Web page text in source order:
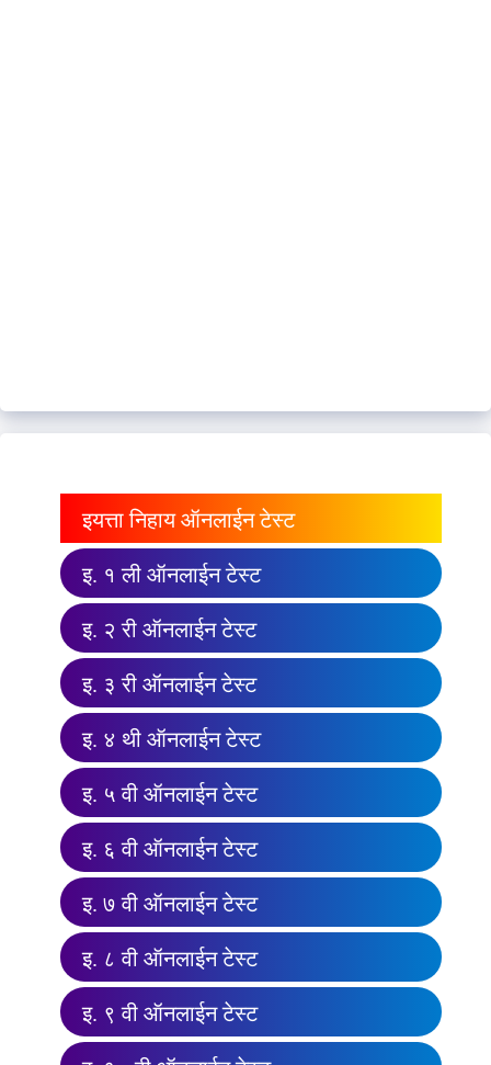
इयत्ता निहाय ऑनलाईन टेस्ट
इ. १ ली ऑनलाईन टेस्ट
इ. २ री ऑनलाईन टेस्ट
इ. ३ री ऑनलाईन टेस्ट
इ. ४ थी ऑनलाईन टेस्ट
इ. ५ वी ऑनलाईन टेस्ट
इ. ६ वी ऑनलाईन टेस्ट
इ. ७ वी ऑनलाईन टेस्ट
इ. ८ वी ऑनलाईन टेस्ट
इ. ९ वी ऑनलाईन टेस्ट